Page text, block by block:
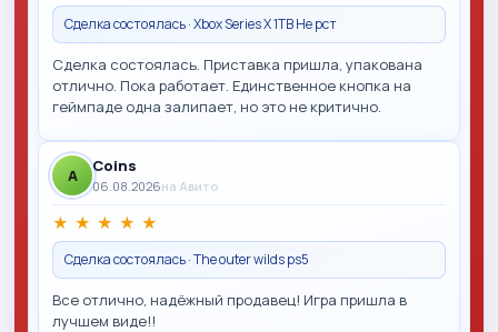
Сделка состоялась · Xbox Series X 1TB Не рст
Сделка состоялась. Приставка пришла, упакована
отлично. Пока работает. Единственное кнопка на
геймпаде одна залипает, но это не критично.
A Coins
06.08.2026на Авито
★ ★ ★ ★ ★
Сделка состоялась · The outer wilds ps5
Все отлично, надёжный продавец! Игра пришла в
лучшем виде!!